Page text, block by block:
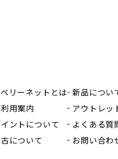
リーネットとは
用案内
ントについて
について
新品につい
アウトレッ
よくある質
お問い合わ